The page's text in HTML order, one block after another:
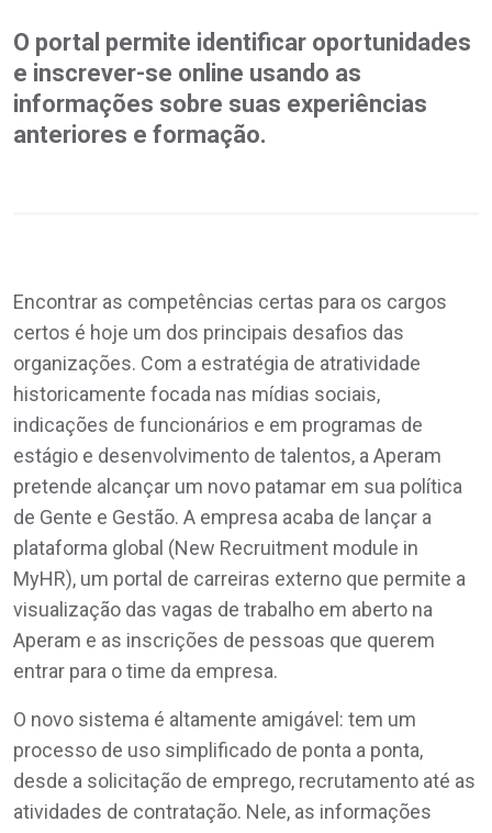
O portal permite identificar oportunidades
e inscrever-se online usando as
informações sobre suas experiências
anteriores e formação.
Encontrar as competências certas para os cargos
certos é hoje um dos principais desafios das
organizações. Com a estratégia de atratividade
historicamente focada nas mídias sociais,
indicações de funcionários e em programas de
estágio e desenvolvimento de talentos, a Aperam
pretende alcançar um novo patamar em sua política
de Gente e Gestão. A empresa acaba de lançar a
plataforma global (New Recruitment module in
MyHR), um portal de carreiras externo que permite a
visualização das vagas de trabalho em aberto na
Aperam e as inscrições de pessoas que querem
entrar para o time da empresa.
O novo sistema é altamente amigável: tem um
processo de uso simplificado de ponta a ponta,
desde a solicitação de emprego, recrutamento até as
atividades de contratação. Nele, as informações